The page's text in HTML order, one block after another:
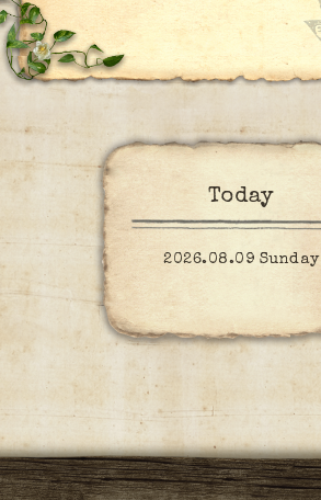
Today
2026.08.09 Sunday